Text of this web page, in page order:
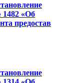
1482 «Об
предостав